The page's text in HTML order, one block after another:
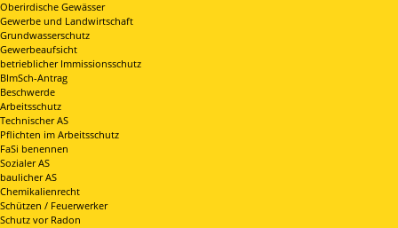
Oberirdische Gewässer
Gewerbe und Landwirtschaft
Grundwasserschutz
Gewerbeaufsicht
betrieblicher Immissionsschutz
BImSch-Antrag
Beschwerde
Arbeitsschutz
Technischer AS
Pflichten im Arbeitsschutz
FaSi benennen
Sozialer AS
baulicher AS
Chemikalienrecht
Schützen / Feuerwerker
Schutz vor Radon